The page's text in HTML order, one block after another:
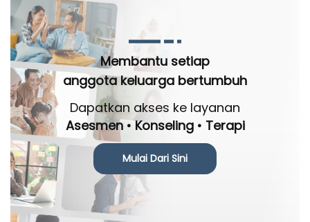
Membantu setiap
anggota keluarga bertumbuh
Dapatkan akses ke layanan
Asesmen • Konseling • Terapi
Mulai Dari Sini